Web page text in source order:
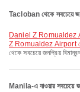
Tacloban থেকে সবচেয়ে
Daniel Z Romualdez
Z Romualdez Airport থেকে
থেকে সবচেয়ে জনপ্রিয়
Manila-এ যাওয়ার সবচেয়ে